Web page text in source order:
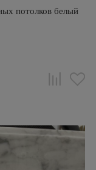
потолков белый